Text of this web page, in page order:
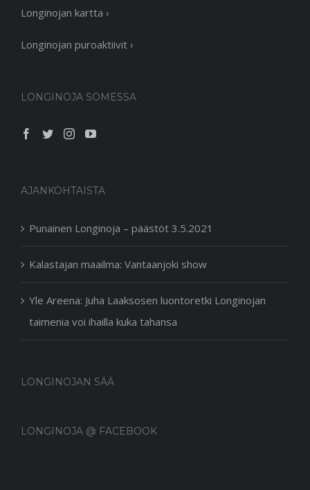
Longinojan kartta ›
Longinojan puroaktiivit ›
LONGINOJA SOMESSA
AJANKOHTAISTA
Punainen Longinoja – päästöt 3.5.2021
Kalastajan maailma: Vantaanjoki show
Yle Areena: Juha Laaksosen luontoretki Longinojan
taimenia voi ihailla kuka tahansa
LONGINOJAN SÄÄ
LONGINOJA @ FACEBOOK